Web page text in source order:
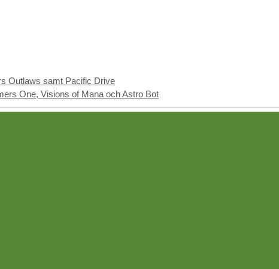
Outlaws samt Pacific Drive
One, Visions of Mana och Astro Bot